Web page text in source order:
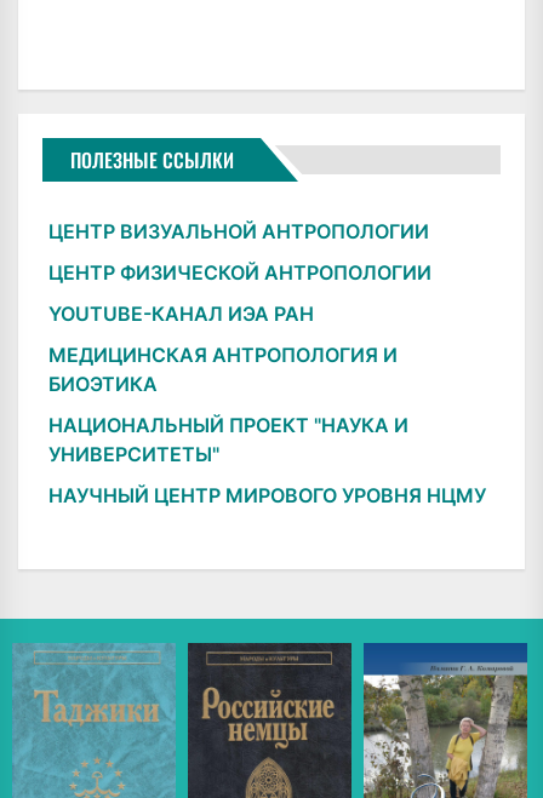
ПОЛЕЗНЫЕ ССЫЛКИ
ЦЕНТР ВИЗУАЛЬНОЙ АНТРОПОЛОГИИ
ЦЕНТР ФИЗИЧЕСКОЙ АНТРОПОЛОГИИ
YOUTUBE-КАНАЛ ИЭА РАН
МЕДИЦИНСКАЯ АНТРОПОЛОГИЯ И
БИОЭТИКА
НАЦИОНАЛЬНЫЙ ПРОЕКТ "НАУКА И
УНИВЕРСИТЕТЫ"
НАУЧНЫЙ ЦЕНТР МИРОВОГО УРОВНЯ НЦМУ